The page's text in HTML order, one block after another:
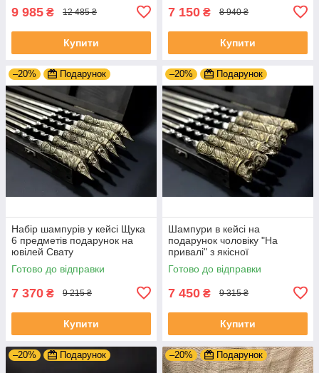
9 985 ₴ 12 485 ₴
Купити
7 150 ₴ 8 940 ₴
Купити
–20% Подарунок
Набір шампурів у кейсі Щука
6 предметів подарунок на
ювілей Свату
Готово до відправки
7 370 ₴ 9 215 ₴
Купити
–20% Подарунок
Шампури в кейсі на
подарунок чоловіку "На
привалі" з якісної
нержавіючої сталі
Готово до відправки
7 450 ₴ 9 315 ₴
Купити
–20% Подарунок –20% Подарунок